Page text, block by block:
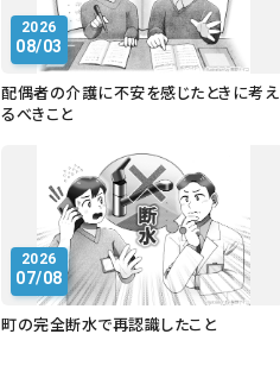
2026
08/03
配偶者の介護に不安を感じたときに考え
るべきこと
2026
07/08
町の完全断水で再認識したこと